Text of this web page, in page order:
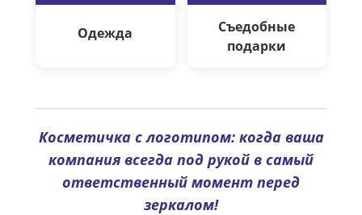
Одежда
Съедобные
подарки
Косметичка с логотипом: когда ваша
компания всегда под рукой в самый
ответственный момент перед
зеркалом!